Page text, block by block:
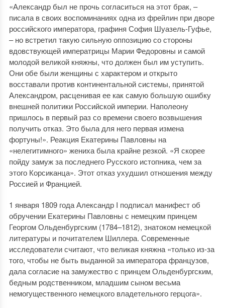
«Александр был не прочь согласиться на этот брак, –
писала в своих воспоминаниях одна из фрейлин при дворе
российского императора, графиня София Шуазель-Гуфье,
– но встретил такую сильную оппозицию со стороны
вдовствующей императрицы Марии Федоровны и самой
молодой великой княжны, что должен был им уступить.
Они обе были женщины с характером и открыто
восставали против континентальной системы, принятой
Александром, расценивая ее как самую большую ошибку
внешней политики Российской империи. Наполеону
пришлось в первый раз со времени своего возвышения
получить отказ. Это была для него первая измена
фортуны!». Реакция Екатерины Павловны на
«нелегитимного» жениха была крайне резкой. «Я скорее
пойду замуж за последнего Русского истопника, чем за
этого Корсиканца». Этот отказ ухудшил отношения между
Россией и Францией.
1 января 1809 года Александр I подписал манифест об
обручении Екатерины Павловны с немецким принцем
Георгом Ольденбургским (1784–1812), знатоком немецкой
литературы и почитателем Шиллера. Современные
исследователи считают, что великая княжна «только из-за
того, чтобы не быть выданной за императора французов,
дала согласие на замужество с принцем Ольденбургским,
бедным родственником, младшим сыном весьма
немогущественного немецкого владетельного герцога».